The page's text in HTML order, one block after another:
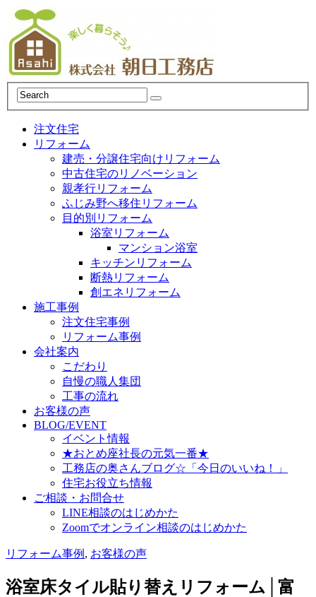
注文住宅
リフォーム
建売・分譲住宅向けリフォーム
中古住宅のリノベーション
親孝行リフォーム
ふじみ野へ移住リフォーム
目的別リフォーム
浴室リフォーム
マンション浴室
キッチンリフォーム
断熱リフォーム
創エネリフォーム
施工事例
注文住宅事例
リフォーム事例
会社案内
こだわり
自慢の職人集団
工事の流れ
お客様の声
BLOG/EVENT
イベント情報
★おとめ座社長の元気一番★
工務店の奥さんブログ☆「今日のいいね！」
住宅お役立ち情報
ご相談・お問合せ
LINE相談のはじめかた
Zoomでオンライン相談のはじめかた
リフォーム事例 , お客様の声
浴室床タイル貼り替えリフォーム│富